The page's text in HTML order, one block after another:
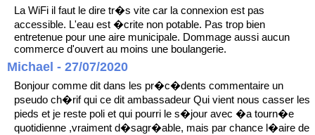
La WiFi il faut le dire tr�s vite car la connexion est pas
accessible. L'eau est �crite non potable. Pas trop bien
entretenue pour une aire municipale. Dommage aussi aucun
commerce d'ouvert au moins une boulangerie.
Michael - 27/07/2020
Bonjour comme dit dans les pr�c�dents commentaire un
pseudo ch�rif qui ce dit ambassadeur Qui vient nous casser les
pieds et je reste poli et qui pourri le s�jour avec �a tourn�e
quotidienne ,vraiment d�sagr�able, mais par chance l�aire de